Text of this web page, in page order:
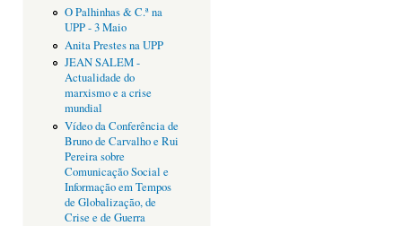
O Palhinhas & C.ª na
UPP - 3 Maio
Anita Prestes na UPP
JEAN SALEM -
Actualidade do
marxismo e a crise
mundial
Vídeo da Conferência de
Bruno de Carvalho e Rui
Pereira sobre
Comunicação Social e
Informação em Tempos
de Globalização, de
Crise e de Guerra